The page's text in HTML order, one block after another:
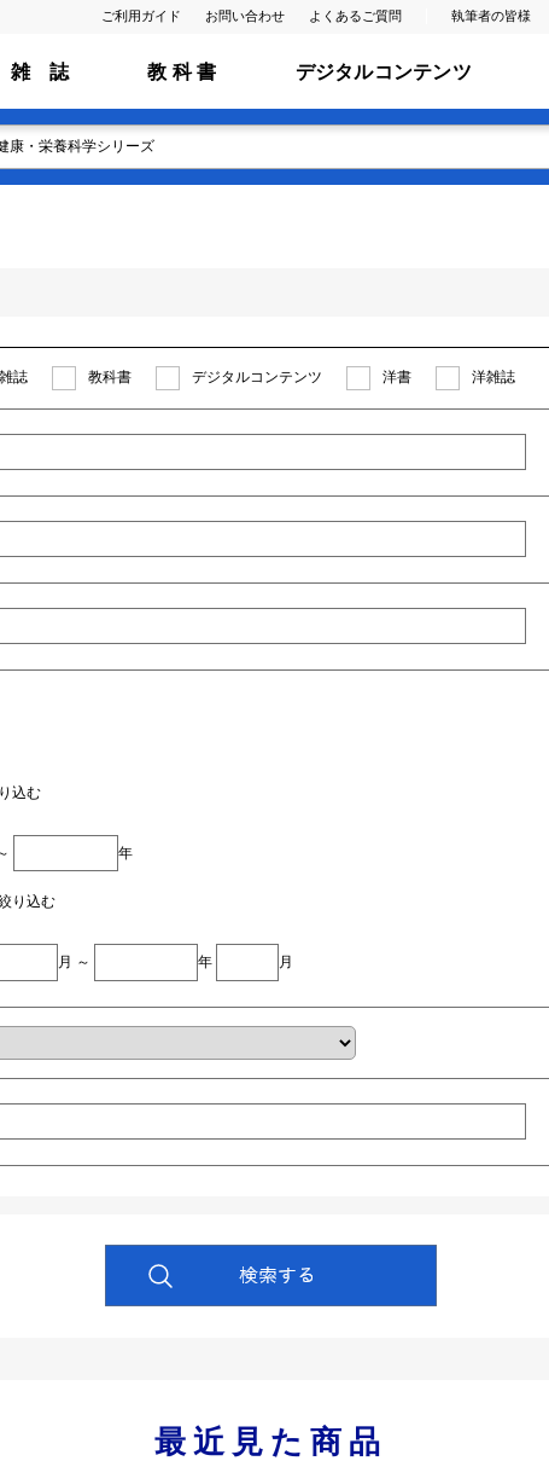
ご利用ガイド お問い合わせ よくあるご質問 執筆者の皆様
雑 誌 教 科 書 デジタルコンテンツ
雑誌 教科書 デジタルコンテンツ 洋書 洋雑誌
込む
年
り込む
月 ～ 年 月
最近見た商品